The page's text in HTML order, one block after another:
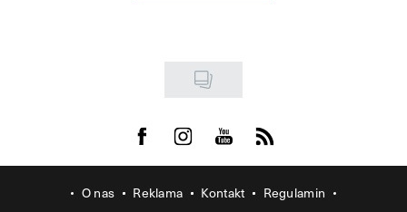
Visit us on Facebook
Visit us on Instagram
Visit us on Youtube
Visit us on Rss
O nas Reklama Kontakt
Regulamin